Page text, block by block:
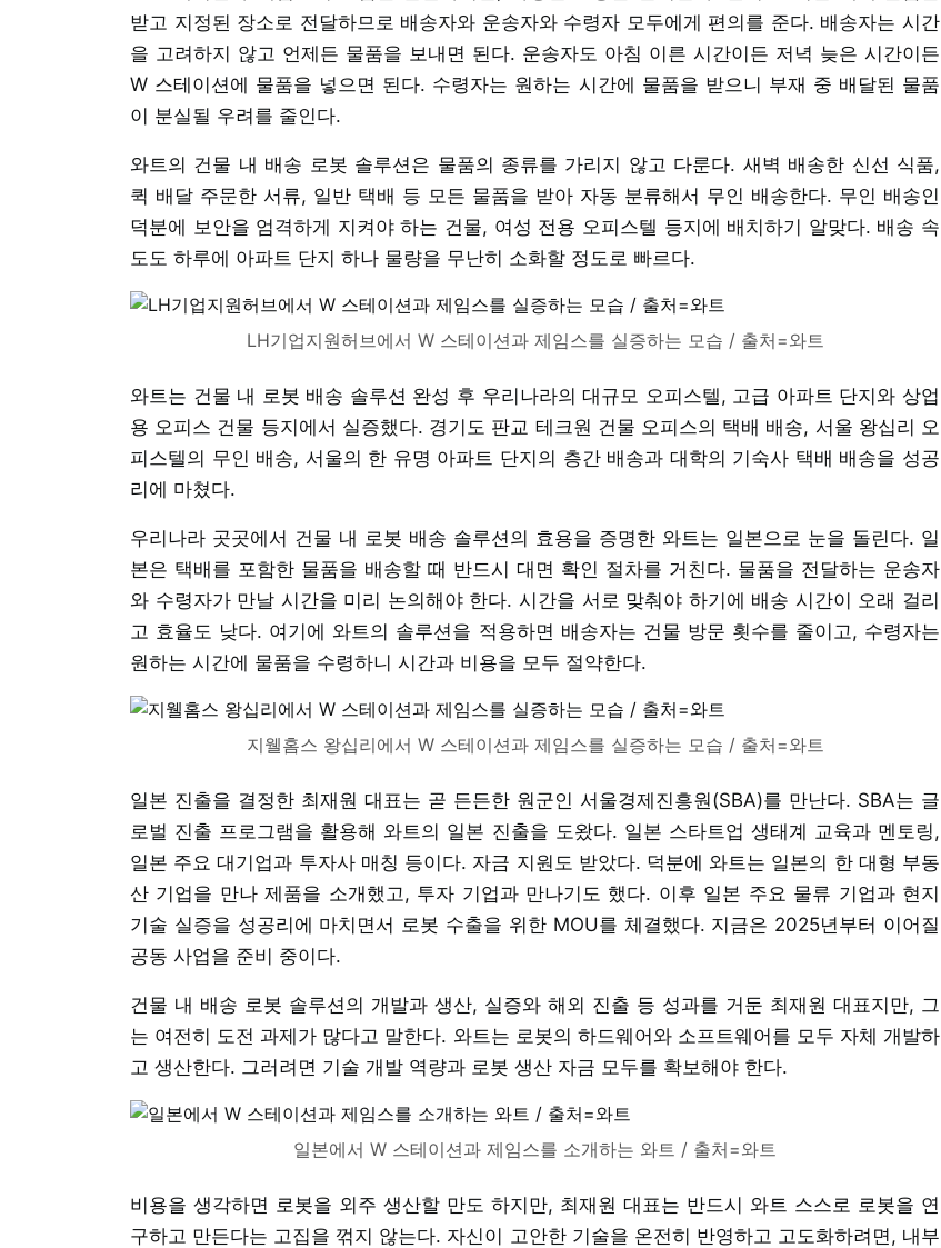
받고 지정된 장소로 전달하므로 배송자와 운송자와 수령자 모두에게 편의를 준다. 배송자는 시간
을 고려하지 않고 언제든 물품을 보내면 된다. 운송자도 아침 이른 시간이든 저녁 늦은 시간이든
W 스테이션에 물품을 넣으면 된다. 수령자는 원하는 시간에 물품을 받으니 부재 중 배달된 물품
이 분실될 우려를 줄인다.
와트의 건물 내 배송 로봇 솔루션은 물품의 종류를 가리지 않고 다룬다. 새벽 배송한 신선 식품,
퀵 배달 주문한 서류, 일반 택배 등 모든 물품을 받아 자동 분류해서 무인 배송한다. 무인 배송인
덕분에 보안을 엄격하게 지켜야 하는 건물, 여성 전용 오피스텔 등지에 배치하기 알맞다. 배송 속
도도 하루에 아파트 단지 하나 물량을 무난히 소화할 정도로 빠르다.
LH기업지원허브에서 W 스테이션과 제임스를 실증하는 모습 / 출처=와트
와트는 건물 내 로봇 배송 솔루션 완성 후 우리나라의 대규모 오피스텔, 고급 아파트 단지와 상업
용 오피스 건물 등지에서 실증했다. 경기도 판교 테크원 건물 오피스의 택배 배송, 서울 왕십리 오
피스텔의 무인 배송, 서울의 한 유명 아파트 단지의 층간 배송과 대학의 기숙사 택배 배송을 성공
리에 마쳤다.
우리나라 곳곳에서 건물 내 로봇 배송 솔루션의 효용을 증명한 와트는 일본으로 눈을 돌린다. 일
본은 택배를 포함한 물품을 배송할 때 반드시 대면 확인 절차를 거친다. 물품을 전달하는 운송자
와 수령자가 만날 시간을 미리 논의해야 한다. 시간을 서로 맞춰야 하기에 배송 시간이 오래 걸리
고 효율도 낮다. 여기에 와트의 솔루션을 적용하면 배송자는 건물 방문 횟수를 줄이고, 수령자는
원하는 시간에 물품을 수령하니 시간과 비용을 모두 절약한다.
지웰홈스 왕십리에서 W 스테이션과 제임스를 실증하는 모습 / 출처=와트
일본 진출을 결정한 최재원 대표는 곧 든든한 원군인 서울경제진흥원(SBA)를 만난다. SBA는 글
로벌 진출 프로그램을 활용해 와트의 일본 진출을 도왔다. 일본 스타트업 생태계 교육과 멘토링,
일본 주요 대기업과 투자사 매칭 등이다. 자금 지원도 받았다. 덕분에 와트는 일본의 한 대형 부동
산 기업을 만나 제품을 소개했고, 투자 기업과 만나기도 했다. 이후 일본 주요 물류 기업과 현지
기술 실증을 성공리에 마치면서 로봇 수출을 위한 MOU를 체결했다. 지금은 2025년부터 이어질
공동 사업을 준비 중이다.
건물 내 배송 로봇 솔루션의 개발과 생산, 실증와 해외 진출 등 성과를 거둔 최재원 대표지만, 그
는 여전히 도전 과제가 많다고 말한다. 와트는 로봇의 하드웨어와 소프트웨어를 모두 자체 개발하
고 생산한다. 그러려면 기술 개발 역량과 로봇 생산 자금 모두를 확보해야 한다.
일본에서 W 스테이션과 제임스를 소개하는 와트 / 출처=와트
비용을 생각하면 로봇을 외주 생산할 만도 하지만, 최재원 대표는 반드시 와트 스스로 로봇을 연
구하고 만든다는 고집을 꺾지 않는다. 자신이 고안한 기술을 온전히 반영하고 고도화하려면, 내부